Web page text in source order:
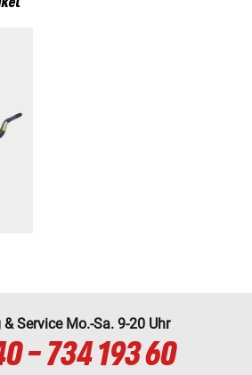
Service Mo.-Sa. 9-20 Uhr
- 734 193 60